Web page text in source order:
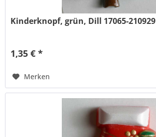
Kinderknopf, grün, Dill 17065-210929
1,35 € *
Merken